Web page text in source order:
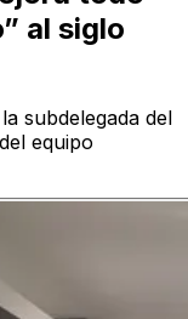
al siglo
subdelegada del
equipo